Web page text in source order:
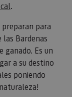
.
para
las Bardenas
ganado. Es un
a su destino
poniendo